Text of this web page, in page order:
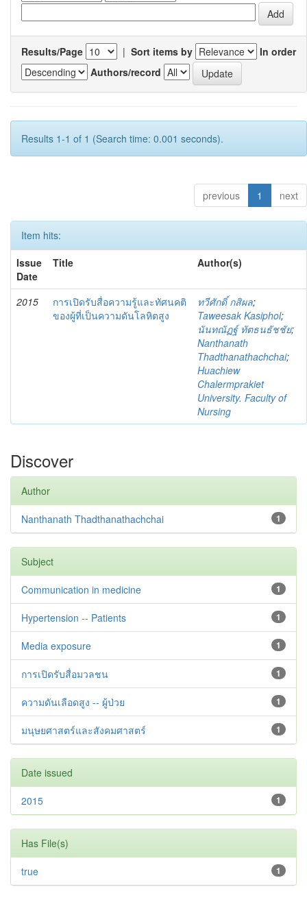
Results/Page | Sort items by
In order
Authors/record
Results 1-1 of 1 (Search time: 0.001 seconds).
previous 1 next
Item hits:
Issue
Date
Title Author(s)
2015
การเปิดรับสื่อความรู้และทัศนคติ
ของผู้ที่เป็นความดันโลหิตสูง
ทวีศักดิ์ กสิผล;
Taweesak Kasiphol;
นันทณัฏฐ์ ทัตธนธัชชัย;
Nanthanath
Thadthanathachchai;
Huachiew
Chalermprakiet
University. Faculty of
Nursing
Discover
Author
1
Nanthanath Thadthanathachchai
Subject
1
Communication in medicine
1
Hypertension -- Patients
1
Media exposure
1
การเปิดรับสื่อมวลชน
1
ความดันเลือดสูง -- ผู้ป่วย
1
มนุษยศาสตร์และสังคมศาสตร์
Date issued
1
2015
Has File(s)
1
true